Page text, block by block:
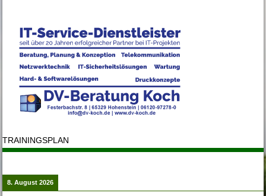
TRAININGSPLAN
8. August 2026